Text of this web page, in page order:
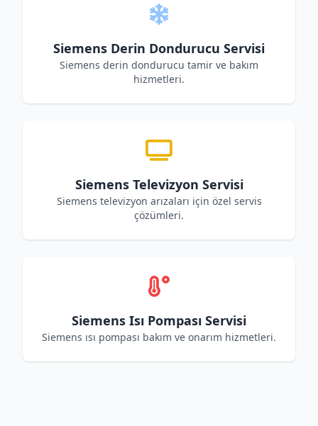
Siemens Derin Dondurucu Servisi
Siemens derin dondurucu tamir ve bakım
hizmetleri.
Siemens Televizyon Servisi
Siemens televizyon arızaları için özel servis
çözümleri.
Siemens Isı Pompası Servisi
Siemens ısı pompası bakım ve onarım hizmetleri.